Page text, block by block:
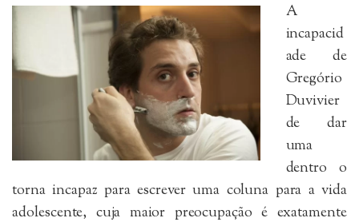
A
incapacid
ade de
Gregório
Duvivier
de dar
uma
dentro o
torna incapaz para escrever uma coluna para a vida
adolescente, cuja maior preocupação é exatamente